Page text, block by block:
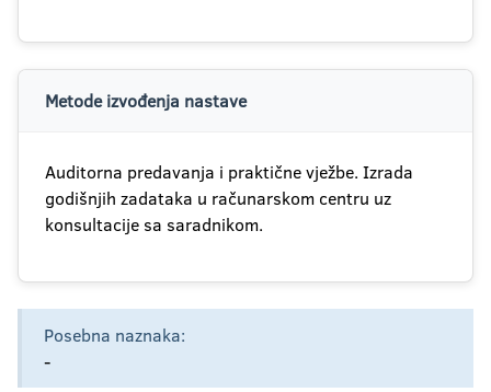
Metode izvođenja nastave
Auditorna predavanja i praktične vježbe. Izrada
godišnjih zadataka u računarskom centru uz
konsultacije sa saradnikom.
Posebna naznaka:
-